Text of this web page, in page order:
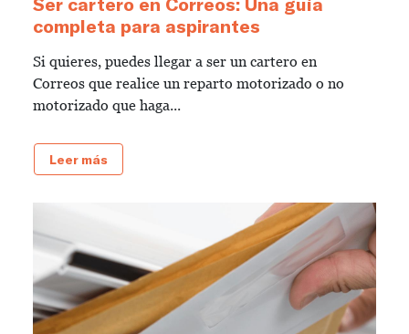
completa para aspirantes
Si quieres, puedes llegar a ser un cartero en
Correos que realice un reparto motorizado o no
motorizado que haga...
Leer más